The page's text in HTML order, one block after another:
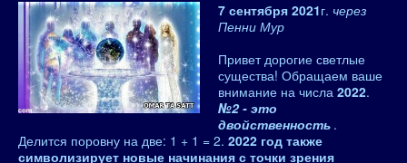
7 сентября 2021г. через
Пенни Мур
Привет дорогие светлые
существа! Обращаем ваше
внимание на числа 2022.
№2 - это
двойственность .
Делится поровну на две: 1 + 1 = 2. 2022 год также
символизирует новые начинания с точки зрения